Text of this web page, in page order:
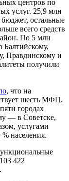
центров по
услуг. 25,9 млн
остальные
всего средств
По 5 млн
Балтийскому,
Правдинскому и
получили
, что на
шесть МФЦ.
городах
— в Советске,
услугами
населения.
422